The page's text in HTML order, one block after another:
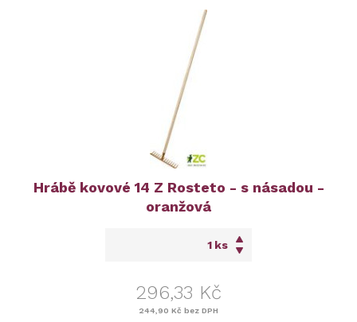
Hrábě kovové 14 Z Rosteto - s násadou -
oranžová
ks
296,33 Kč
244,90 Kč bez DPH